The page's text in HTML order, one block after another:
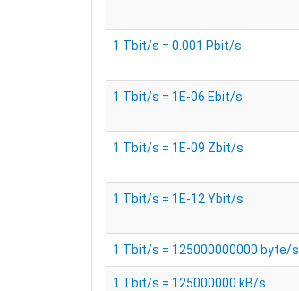
1 Tbit/s = 0.001 Pbit/s
1 Tbit/s = 1E-06 Ebit/s
1 Tbit/s = 1E-09 Zbit/s
1 Tbit/s = 1E-12 Ybit/s
1 Tbit/s = 125000000000 byte/s
1 Tbit/s = 125000000 kB/s